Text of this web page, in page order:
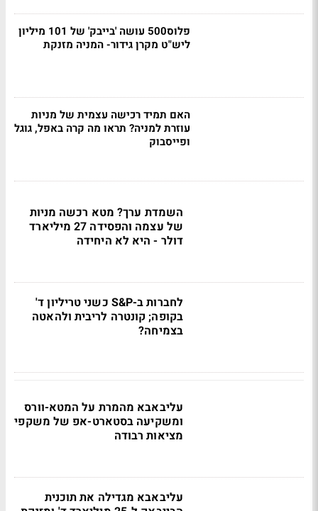
פלוס500 עושה 'בייבק' של 101 מיליון
ליש"ט מקרן גידור- המניה מזנקת
האם תמיד רכישה עצמית של מניות
עוזרת למניה? תראו מה קרה באפל, גוגל
ופייסבוק
השמדת ערך? מטא רכשה מניות
של עצמה והפסידה 27 מיליארד
דולר - היא לא היחידה
לחברות ב-S&P כשני טריליון ד'
בקופה; קונטרה לריבית ולהאטה
בצמיחה?
עליבאבא מהמרת על המטא-וורס
ומשקיעה בסטארט-אפ של משקפי
מציאות רבודה
עליבאבא מגדילה את תוכנית